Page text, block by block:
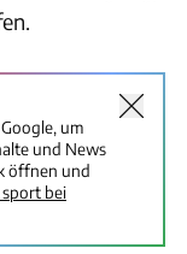
um
und News
öffnen und
bei